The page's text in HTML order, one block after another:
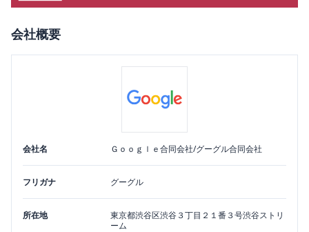
会社概要
会社名 Ｇｏｏｇｌｅ合同会社/グーグル合同会社
フリガナ グーグル
所在地 東京都渋谷区渋谷３丁目２１番３号渋谷ストリ
ーム